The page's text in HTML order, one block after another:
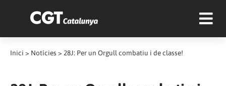
Inici > Notícies > 28J: Per un Orgull combatiu i de classe!